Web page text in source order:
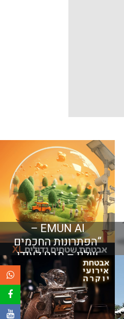
EMUN AI –
“הפתרונות החכמים
שלנו – מבט לעידן
האבטחה החדש”